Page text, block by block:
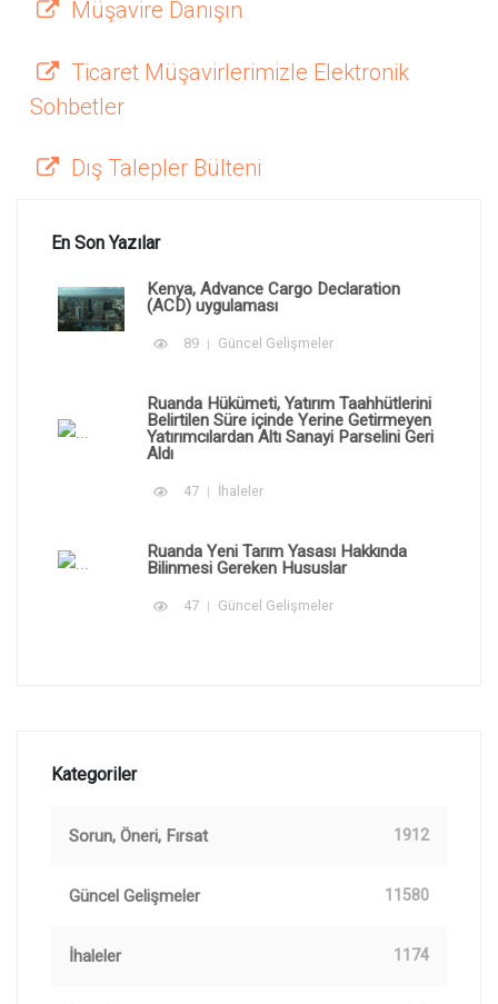
Müşavire Danışın
Ticaret Müşavirlerimizle Elektronik
Sohbetler
Dış Talepler Bülteni
En Son Yazılar
Kenya, Advance Cargo Declaration
(ACD) uygulaması
89 Güncel Gelişmeler
Ruanda Hükümeti, Yatırım Taahhütlerini
Belirtilen Süre içinde Yerine Getirmeyen
Yatırımcılardan Altı Sanayi Parselini Geri
Aldı
47 İhaleler
Ruanda Yeni Tarım Yasası Hakkında
Bilinmesi Gereken Hususlar
47 Güncel Gelişmeler
Kategoriler
Sorun, Öneri, Fırsat 1912
Güncel Gelişmeler 11580
İhaleler 1174